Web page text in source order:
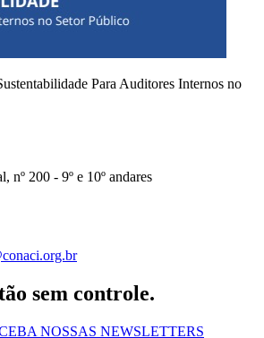
Para Auditores Internos no
nº 200 - 9º e 10º andares
sem controle.
NOSSAS NEWSLETTERS